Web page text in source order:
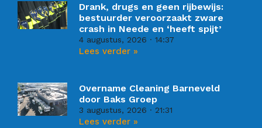
Drank, drugs en geen rijbewijs:
bestuurder veroorzaakt zware
crash in Neede en ‘heeft spijt’
4 augustus, 2026 14:37
Lees verder »
Overname Cleaning Barneveld
door Baks Groep
3 augustus, 2026 21:31
Lees verder »